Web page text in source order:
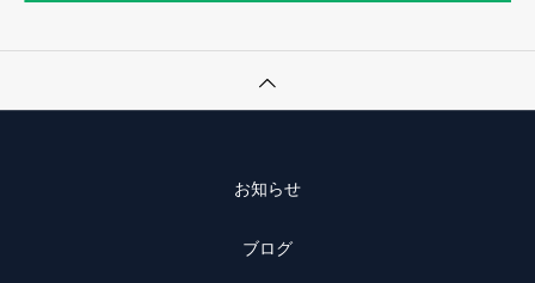
お知らせ
ブログ